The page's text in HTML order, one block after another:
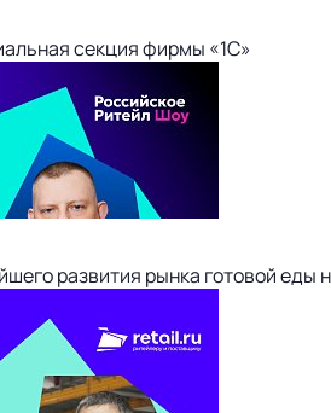
секция фирмы «1С»
развития рынка готовой еды